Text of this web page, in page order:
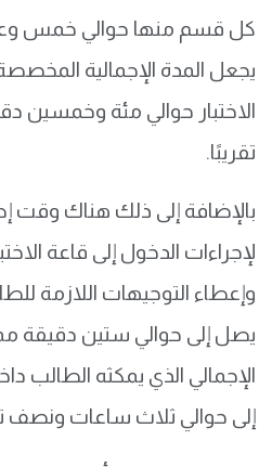
كل قسم منها حوالي خمس
يجعل المدة الإجمالية
الاختبار حوالي مئة
تقريبًا.
بالإضافة إلى ذلك هناك وقت
لإجراءات الدخول إلى قاعة
وإعطاء التوجيهات اللازمة
يصل إلى حوالي ستين دقيقة
الإجمالي الذي يمكثه الطالب
إلى حوالي ثلاث ساعات ونصف